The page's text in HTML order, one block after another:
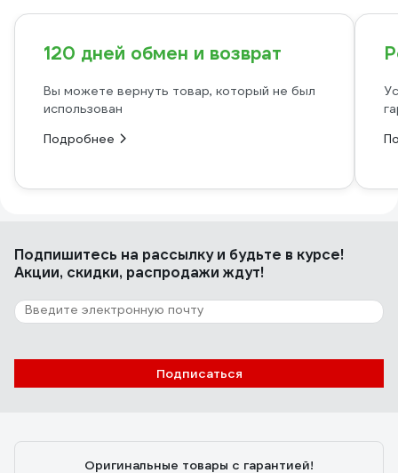
120 дней обмен и возврат
Вы можете вернуть товар, который не был
использован
Подробнее
Подпишитесь на рассылкуи будьте в курсе!
Акции, скидки, распродажи ждут!
Подписаться
Оригинальные товары с гарантией!